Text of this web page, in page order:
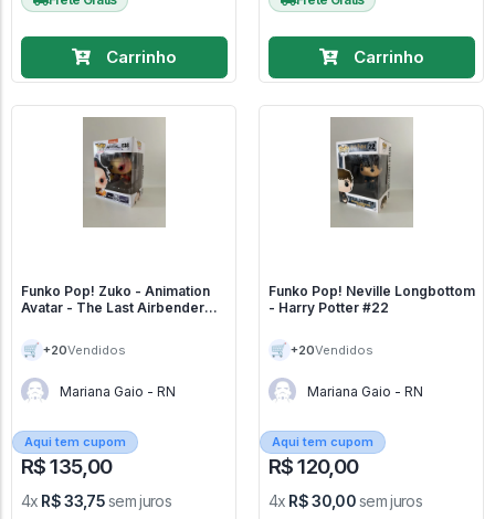
Carrinho Carrinho
Funko Pop! Zuko - Animation
Avatar - The Last Airbender
🛒 +20Vendidos
Mariana Gaio - RN
Aqui tem cupom
R$ 135,00
4x R$ 33,75sem juros
Funko Pop! Neville Longbottom
- Harry Potter #22
🛒 +20Vendidos
Mariana Gaio - RN
Aqui tem cupom
R$ 120,00
4x R$ 30,00sem juros